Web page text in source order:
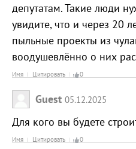
депутатам. Такие люди
увидите, что и через 20
пыльные проекты из
воодушевлённо о них
Имя Цитировать 0
Guest 05.12.2025
Для кого вы будете
Имя Цитировать 0